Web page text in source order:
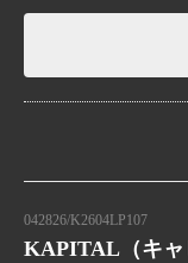
042826/K2604LP107
KAPITAL（キャ